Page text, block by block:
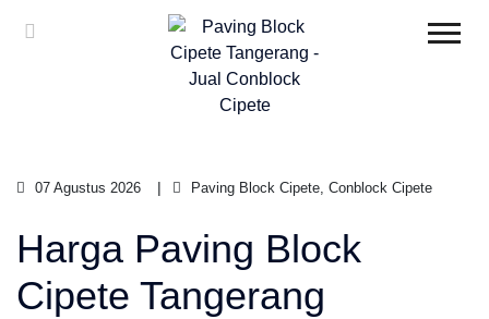
07 Agustus 2026 Paving Block Cipete, Conblock Cipete
Harga Paving Block
Cipete Tangerang